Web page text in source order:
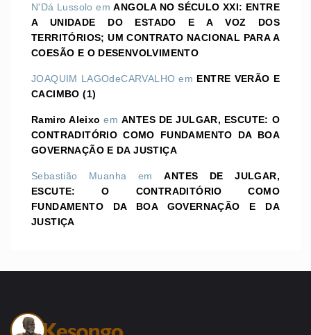
N'Dá Lussolo emANGOLA NO SÉCULO XXI: ENTRE
A UNIDADE DO ESTADO E A VOZ DOS
TERRITÓRIOS; UM CONTRATO NACIONAL PARA A
COESÃO E O DESENVOLVIMENTO
JOAQUIM LAGOdeCARVALHO em ENTRE VERÃO E
CACIMBO (1)
Ramiro Aleixo emANTES DE JULGAR, ESCUTE: O
CONTRADITÓRIO COMO FUNDAMENTO DA BOA
GOVERNAÇÃO E DA JUSTIÇA
Sebastião Muanha emANTES DE JULGAR,
ESCUTE: O CONTRADITÓRIO COMO
FUNDAMENTO DA BOA GOVERNAÇÃO E DA
JUSTIÇA